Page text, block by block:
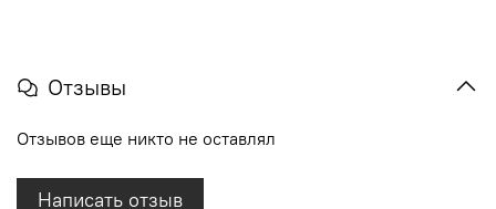
Отзывы
Отзывов еще никто не оставлял
Написать отзыв